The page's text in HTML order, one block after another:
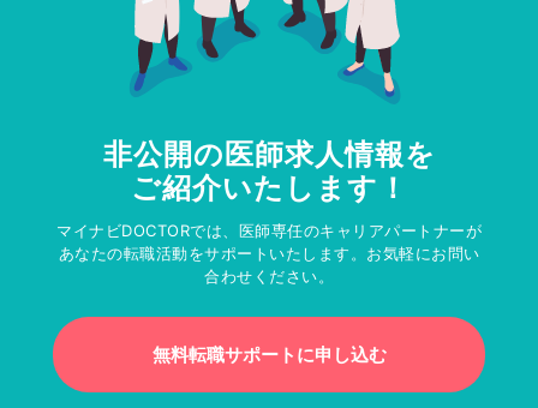
非公開の医師求人情報を
ご紹介いたします！
マイナビDOCTORでは、医師専任のキャリアパートナーが
あなたの転職活動をサポートいたします。お気軽にお問い
合わせください。
無料転職サポートに申し込む